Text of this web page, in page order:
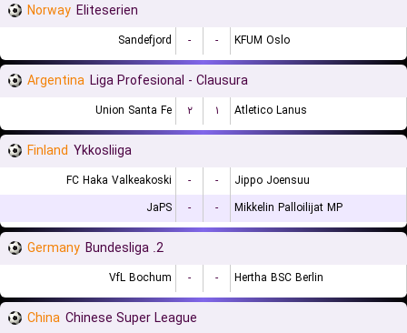
Norway Eliteserien
Sandefjord - - KFUM Oslo
Argentina Liga Profesional - Clausura
Union Santa Fe ۲ ۱ Atletico Lanus
Finland Ykkosliiga
FC Haka Valkeakoski - -
Jippo Joensuu
JaPS
- - Mikkelin Palloilijat MP
Germany 2. Bundesliga
VfL Bochum - - Hertha BSC Berlin
China Chinese Super League